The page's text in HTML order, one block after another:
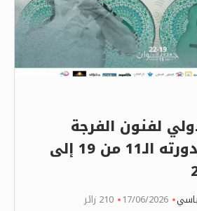
لفنون الفرجة
ببوحجلة في دورته الـ11 من 19 إلى
17/06/2026 210 زائر